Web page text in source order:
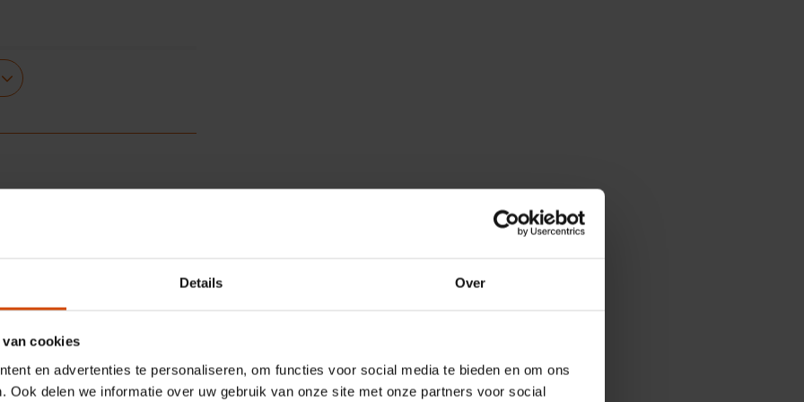
Details Over
cookies
en advertenties te personaliseren, om functies voor social media te bieden en om ons
Ook delen we informatie over uw gebruik van onze site met onze partners voor social